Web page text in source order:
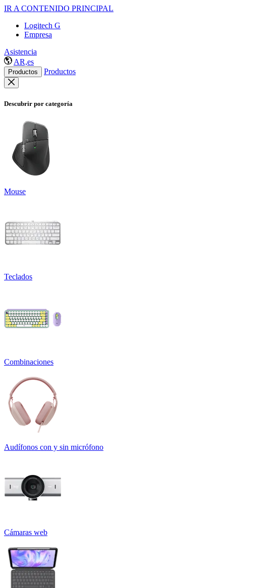
IR A CONTENIDO PRINCIPAL
Logitech G
Empresa
Asistencia
AR,es
Productos Productos
Descubrir por categoría
Mouse
Teclados
Combinaciones
Audífonos con y sin micrófono
Cámaras web